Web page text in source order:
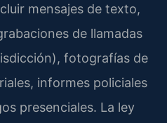
mensajes de texto,
de llamadas
fotografías de
informes policiales
presenciales. La ley